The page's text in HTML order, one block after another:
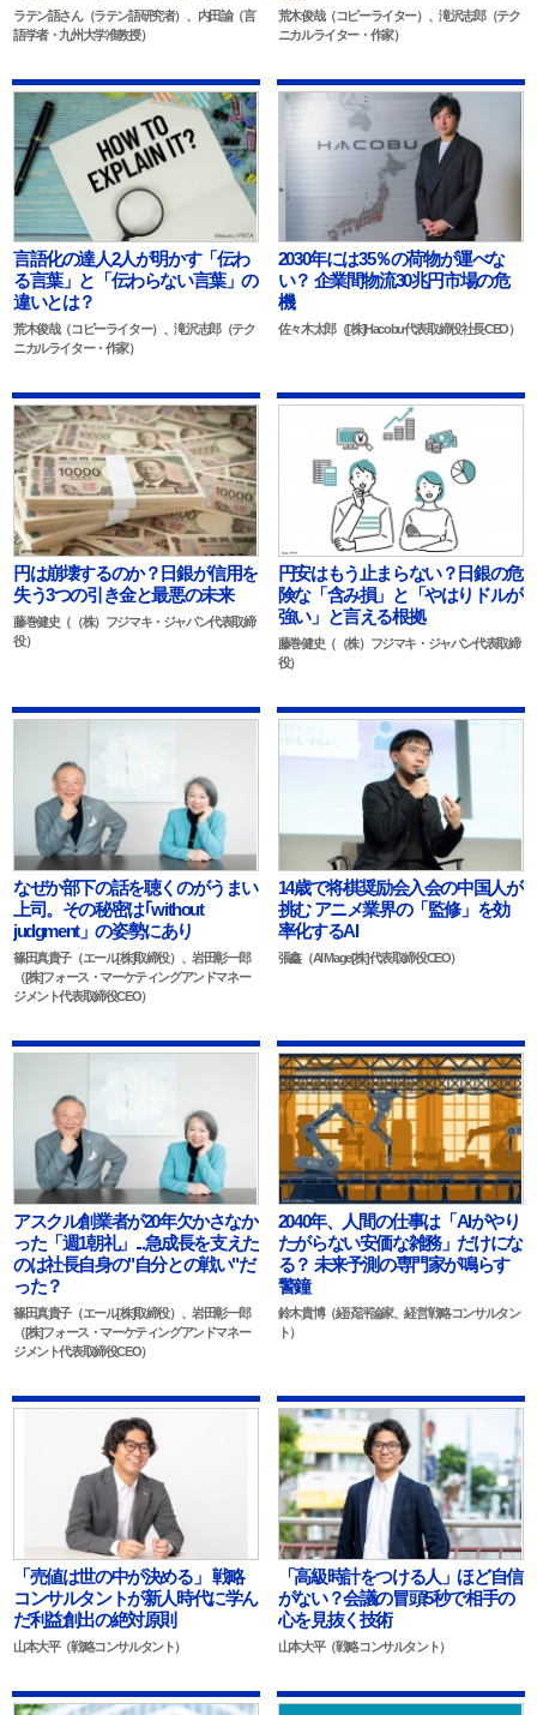
ラテン語さん（ラテン語研究者）、内田諭（言
語学者・九州大学准教授）
荒木俊哉（コピーライター）、滝沢志郎（テク
ニカルライター・作家）
言語化の達人2人が明かす「伝わ
る言葉」と「伝わらない言葉」の
違いとは？
荒木俊哉（コピーライター）、滝沢志郎（テク
ニカルライター・作家）
2030年には35％の荷物が運べな
い？ 企業間物流30兆円市場の危
機
佐々木太郎（[株]Hacobu代表取締役社長CEO）
円は崩壊するのか？日銀が信用を
失う3つの引き金と最悪の未来
藤巻健史（（株）フジマキ・ジャパン代表取締
役）
円安はもう止まらない？日銀の危
険な「含み損」と「やはりドルが
強い」と言える根拠
藤巻健史（（株）フジマキ・ジャパン代表取締
役）
なぜか部下の話を聴くのがうまい
上司。その秘密は｢without
judgment」の姿勢にあり
篠田真貴子（エール[株]取締役）、岩田彰一郎
（[株]フォース・マーケティングアンドマネー
ジメント代表取締役CEO）
14歳で将棋奨励会入会の中国人が
挑む アニメ業界の「監修」を効
率化するAI
張鑫（AI Mage[株]代表取締役CEO）
アスクル創業者が20年欠かさなか
った「週1朝礼」...急成長を支えた
のは社長自身の"自分との戦い"だ
った？
篠田真貴子（エール[株]取締役）、岩田彰一郎
（[株]フォース・マーケティングアンドマネー
ジメント代表取締役CEO）
2040年、人間の仕事は「AIがやり
たがらない安価な雑務」だけにな
る？ 未来予測の専門家が鳴らす
警鐘
鈴木貴博（経済評論家、経営戦略コンサルタン
ト）
「売値は世の中が決める」 戦略
コンサルタントが新人時代に学ん
だ利益創出の絶対原則
山本大平（戦略コンサルタント）
「高級時計をつける人」ほど自信
がない？会議の冒頭5秒で相手の
心を見抜く技術
山本大平（戦略コンサルタント）